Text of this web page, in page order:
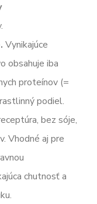
Vynikajúce
obsahuje iba
proteínov (=
podiel.
bez sóje,
Vhodné aj pre
chutnosť a